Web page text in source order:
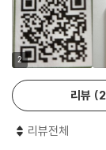
은 인기를 누린 이
입니다. 감히 19세
는 이 둘은 ‘유럽순
니다. 공연이 열릴
처럼 여기며 그들의
---「3장」중에서
전설적인 바이올리
또 타향살이하는
고의 왕이자 탱고의
스의 사계〉는 활력
임없이 움직이는 물
던 드뷔시의 〈바다
다시 돌아가야 할
곡 6번 〈전원〉을 듣
시키고 있는데, 이
화예술적 자유로움
바라보고 자유롭게
2
리뷰
리뷰전체